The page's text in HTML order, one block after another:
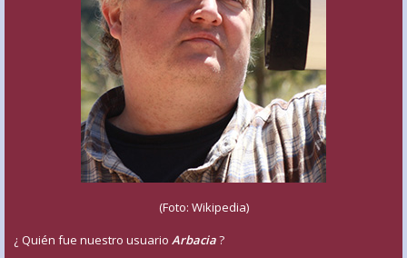
(Foto: Wikipedia)
¿ Quién fue nuestro usuario Arbacia?